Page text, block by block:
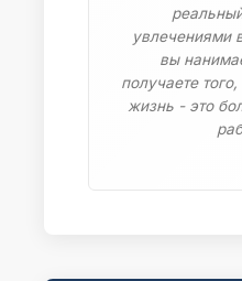
увлечениями
вы
получаете
жизнь - это